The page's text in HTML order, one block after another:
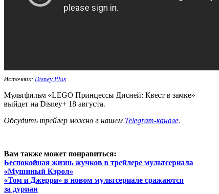
Источник: Disney Plus
Мультфильм «LEGO Принцессы Дисней: Квест в замке»
выйдет на Disney+ 18 августа.
Обсудить трейлер можно в нашем Telegram-канале.
Вам также может понравиться:
Беспокойная жизнь жучков в трейлере мультсериала
«Мушиный Кэрол»
«Том и Джерри» в новом мультсериале сражаются
за дуриан